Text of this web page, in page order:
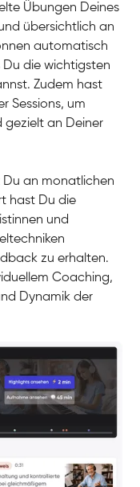
Übungen Deines
übersichtlich an
automatisch
die wichtigsten
Zudem hast
Sessions, um
gezielt an Deiner
Du an monatlichen
hast Du die
und
zu erhalten.
Coaching,
Dynamik der